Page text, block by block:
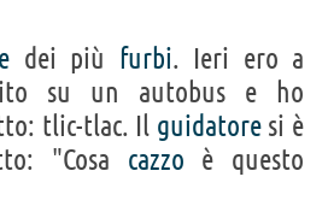
dei più furbi. Ieri ero a
su un autobus e ho
tlic-tlac. Il guidatoresi è
"Cosa cazzo è questo